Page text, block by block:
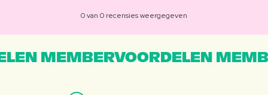
0 van 0 recensies weergegeven
MEMBERVOORDELEN